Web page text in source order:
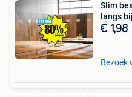
Slim
langs
€ 1,98
Bezoek